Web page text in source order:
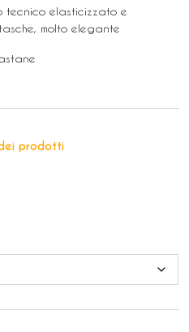
tecnico elasticizzato e
molto elegante
prodotti